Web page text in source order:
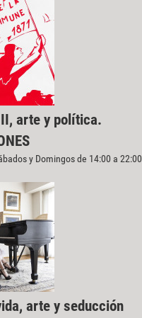
arte y política.
y Domingos de 14:00 a 22:00
arte y seducción